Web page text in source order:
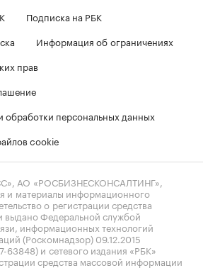
Подписка на РБК
Информация об ограничениях
прав
обработки персональных данных
cookie
АО «РОСБИЗНЕСКОНСАЛТИНГ»,
и материалы информационного
о регистрации средства
Федеральной службой
информационных технологий
(Роскомнадзор) 09.12.2015
и сетевого издания «РБК»
средства массовой информации